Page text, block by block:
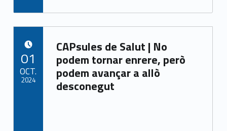
CAPsules de Salut | No
podem tornar enrere, però
podem avançar a allò
desconegut
01
OCT.
2024